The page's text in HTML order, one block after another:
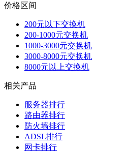
价格区间
200元以下交换机
200-1000元交换机
1000-3000元交换机
3000-8000元交换机
8000元以上交换机
相关产品
服务器排行
路由器排行
防火墙排行
ADSL排行
网卡排行